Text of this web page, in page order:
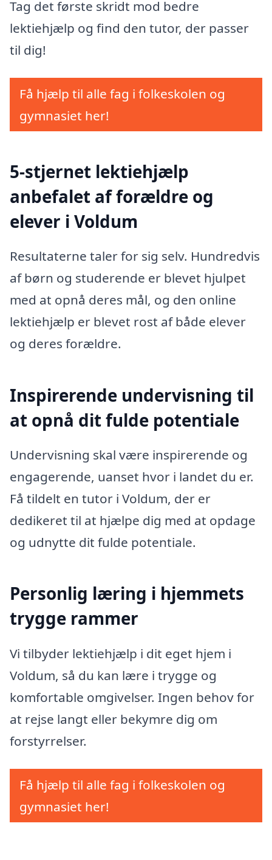
Tag det første skridt mod bedre
lektiehjælp og find den tutor, der passer
til dig!
Få hjælp til alle fag i folkeskolen og
gymnasiet her!
5-stjernet lektiehjælp
anbefalet af forældre og
elever i Voldum
Resultaterne taler for sig selv. Hundredvis
af børn og studerende er blevet hjulpet
med at opnå deres mål, og den online
lektiehjælp er blevet rost af både elever
og deres forældre.
Inspirerende undervisning til
at opnå dit fulde potentiale
Undervisning skal være inspirerende og
engagerende, uanset hvor i landet du er.
Få tildelt en tutor i Voldum, der er
dedikeret til at hjælpe dig med at opdage
og udnytte dit fulde potentiale.
Personlig læring i hjemmets
trygge rammer
Vi tilbyder lektiehjælp i dit eget hjem i
Voldum, så du kan lære i trygge og
komfortable omgivelser. Ingen behov for
at rejse langt eller bekymre dig om
forstyrrelser.
Få hjælp til alle fag i folkeskolen og
gymnasiet her!